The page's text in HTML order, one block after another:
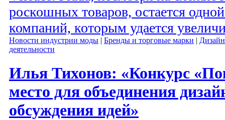
роскошных товаров, остается
компаний, которым удается
Новости индустрии моды | Бренды и торговые марки |
деятельности
Илья Тихонов: «Конкурс
место для объединения
обсуждения идей»